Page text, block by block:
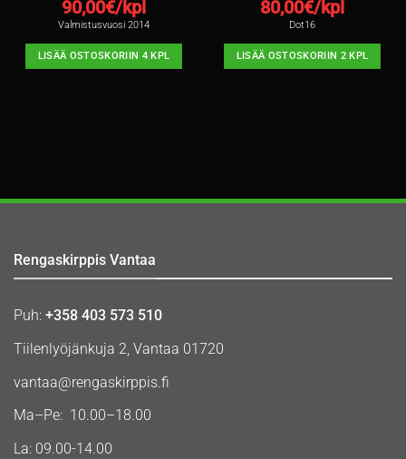
90,00€/kpl
Valmistusvuosi 2014
LISÄÄ OSTOSKORIIN 4 KPL
80,00€/kpl
Dot16
LISÄÄ OSTOSKORIIN 2 KPL
Rengaskirppis Vantaa
Puh: +358 403 573 510
Tiilenlyöjänkuja 2, Vantaa 01720
vantaa@rengaskirppis.fi
Ma–Pe: 10.00–18.00
La: 09.00-14.00